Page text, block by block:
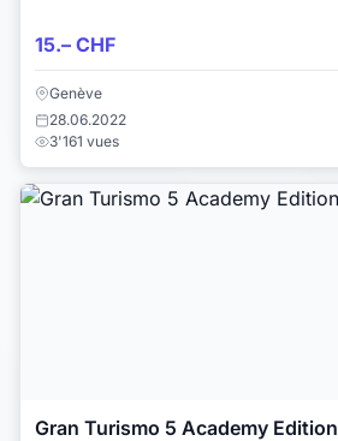
15.– CHF
Genève
28.06.2022
3'161 vues
Gran Turismo 5 Academy Edition